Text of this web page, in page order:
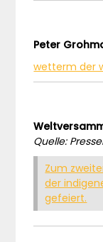
Peter
wetterm der
Quelle:
Zum
der
gefeiert.